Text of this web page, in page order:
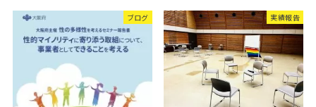
ブログ 実績報告